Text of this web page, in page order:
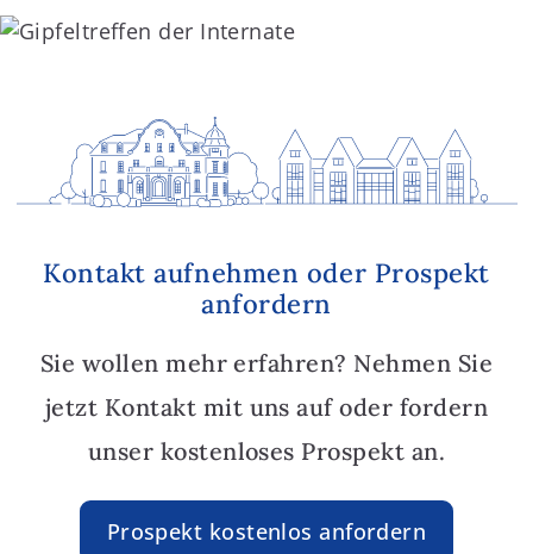
Kontakt aufnehmen oder Prospekt
anfordern
Sie wollen mehr erfahren? Nehmen Sie
jetzt Kontakt mit uns auf oder fordern
unser kostenloses Prospekt an.
Prospekt kostenlos anfordern